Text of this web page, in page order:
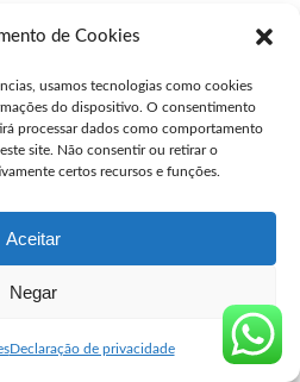
de Cookies
usamos tecnologias como cookies
do dispositivo. O consentimento
processar dados como comportamento
site. Não consentir ou retirar o
certos recursos e funções.
Aceitar
Negar
Declaração de privacidade